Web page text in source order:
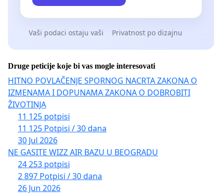
Vaši podaci ostaju vaši Privatnost po dizajnu
Druge peticije koje bi vas mogle interesovati
HITNO POVLAČENJE SPORNOG NACRTA ZAKONA O
IZMENAMA I DOPUNAMA ZAKONA O DOBROBITI
ŽIVOTINJA
11 125 potpisi
11 125 Potpisi / 30 dana
30 Jul 2026
NE GASITE WIZZ AIR BAZU U BEOGRADU
24 253 potpisi
2 897 Potpisi / 30 dana
26 Jun 2026